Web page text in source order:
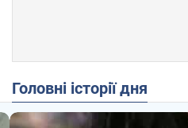
Головні історії дня